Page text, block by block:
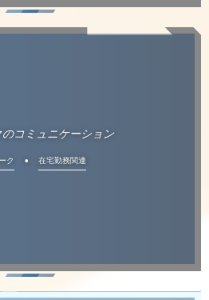
のコミュニケーション
ク 在宅勤務関連